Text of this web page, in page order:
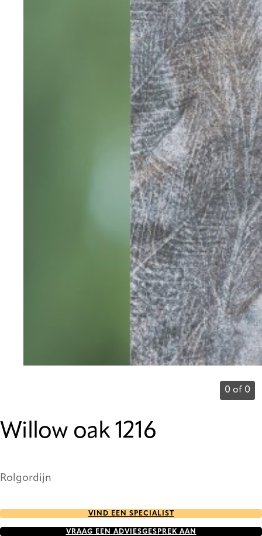
0 of 0
Willow oak 1216
Rolgordijn
VIND EEN SPECIALIST
VRAAG EEN ADVIESGESPREK AAN